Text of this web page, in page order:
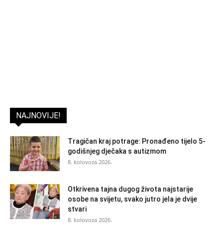
NAJNOVIJE!
Tragičan kraj potrage: Pronađeno tijelo 5-
godišnjeg dječaka s autizmom
8. kolovoza 2026.
Otkrivena tajna dugog života najstarije
osobe na svijetu, svako jutro jela je dvije
stvari
8. kolovoza 2026.